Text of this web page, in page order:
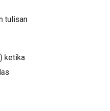
tulisan
ketika